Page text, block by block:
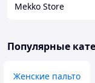
Mekko Store
Популярные
Женские пальто